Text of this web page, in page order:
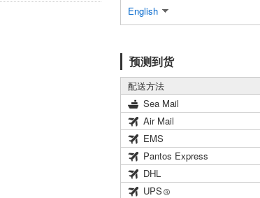
English
预测到货
配送方法
Sea Mail
Air Mail
EMS
Pantos Express
DHL
UPS